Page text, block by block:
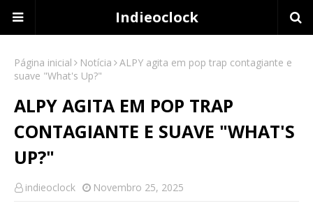
Indieoclock
Página inicial Notícia
ALPY agita em pop trap contagiante e
suave "What's Up?"
ALPY AGITA EM POP TRAP
CONTAGIANTE E SUAVE "WHAT'S
UP?"
indieoclock Novembro 25, 2025